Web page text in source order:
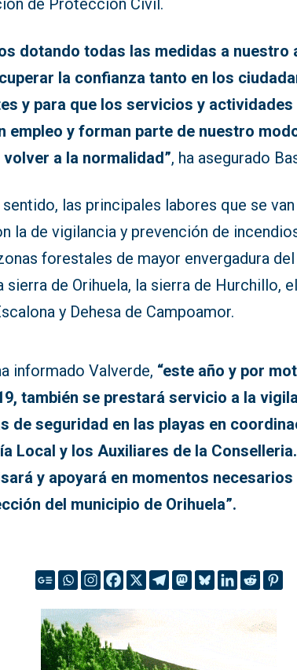
de Protección Civil.
dotando todas las medidas a nuestro
la confianza tanto en los
y para que los servicios y actividades
empleo y forman parte de nuestro
volver a la normalidad”, ha asegurado
sentido, las principales labores que se
la de vigilancia y prevención de
forestales de mayor envergadura
sierra de Orihuela, la sierra de Hurchillo,
y Dehesa de Campoamor.
informado Valverde, “este año y por
también se prestará servicio a la
de seguridad en las playas en
Local y los Auxiliares de la
y apoyará en momentos necesarios
del municipio de Orihuela”.